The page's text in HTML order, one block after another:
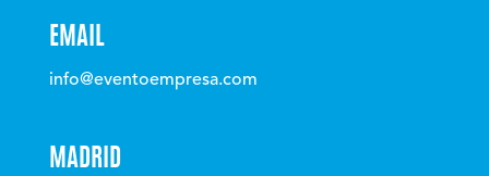
EMAIL
info@eventoempresa.com
MADRID